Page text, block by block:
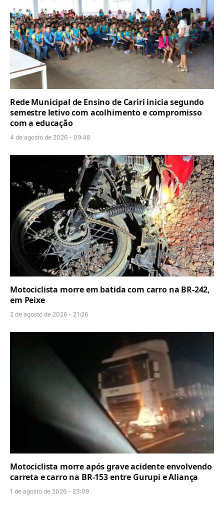
Rede Municipal de Ensino de Cariri inicia segundo
semestre letivo com acolhimento e compromisso
com a educação
4 de agosto de 2026 - 09:48
Motociclista morre em batida com carro na BR-242,
em Peixe
2 de agosto de 2026 - 21:26
Motociclista morre após grave acidente envolvendo
carreta e carro na BR-153 entre Gurupi e Aliança
1 de agosto de 2026 - 23:09